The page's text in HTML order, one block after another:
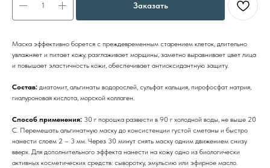
Заказать
Маска эффективно борется с преждевременным старением клеток, длительно
увлажняет и питает кожу, разглаживает морщины, заметно выравнивает цвет лица
и повышает эластичность кожи, обеспечивает антиоксидантную защиту.
Состав: диатомит, альгинаты водорослей, сульфат кальция, пирофосфат натрия,
гиалуроновая кислота, морской коллаген.
Способ применения: 30 г порошка развести в 90 г холодной воды, не выше 20
С. Перемешать альгинатную маску до консистенции густой сметаны и быстро
нанести слоем 2 – 3 мм. Через 30 минут снять маску одним движением снизу
вверх. Для дополнительного эффекта нанести на кожу одно из биологически
активных косметических средств: сыворотку, эмульсию или эфирное масло.